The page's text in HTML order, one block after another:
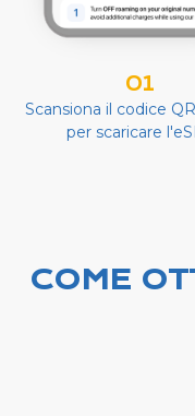
01
Scansiona il codice
per scaricare
COME